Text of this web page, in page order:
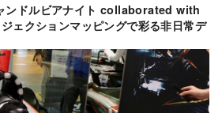
ンドルビアナイト collaborated with
ェクションマッピングで彩る非日常デ